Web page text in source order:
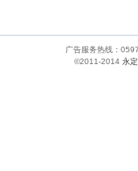
广告服务热线：
©2011-2014 永